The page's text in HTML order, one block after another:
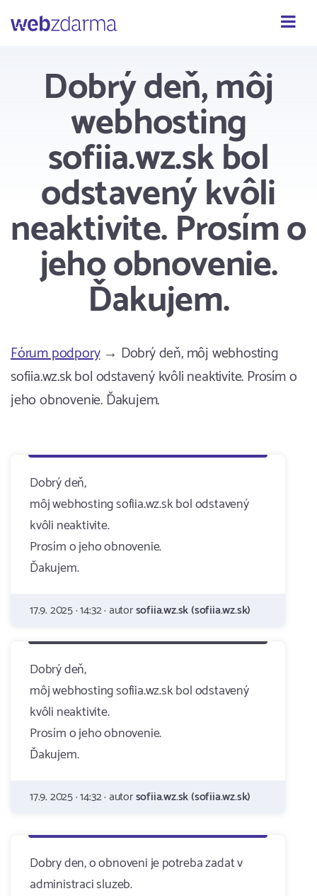
Webzdarma
Dobrý deň, môj
webhosting
sofiia.wz.sk bol
odstavený kvôli
neaktivite. Prosím o
jeho obnovenie.
Ďakujem.
Fórum podpory→ Dobrý deň, môj webhosting
sofiia.wz.sk bol odstavený kvôli neaktivite. Prosím o
jeho obnovenie. Ďakujem.
Dobrý deň,
môj webhosting sofiia.wz.sk bol odstavený
kvôli neaktivite.
Prosím o jeho obnovenie.
Ďakujem.
17.9. 2025 · 14:32 · autorsofiia.wz.sk (sofiia.wz.sk)
Dobrý deň,
môj webhosting sofiia.wz.sk bol odstavený
kvôli neaktivite.
Prosím o jeho obnovenie.
Ďakujem.
17.9. 2025 · 14:32 · autorsofiia.wz.sk (sofiia.wz.sk)
Dobry den, o obnoveni je potreba zadat v
administraci sluzeb.